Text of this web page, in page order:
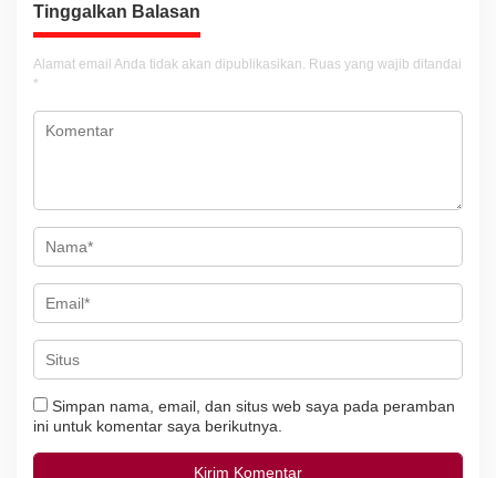
s
i
p
o
s
Tinggalkan Balasan
Alamat email Anda tidak akan dipublikasikan. Ruas yang wajib ditandai
*
Simpan nama, email, dan situs web saya pada peramban
ini untuk komentar saya berikutnya.